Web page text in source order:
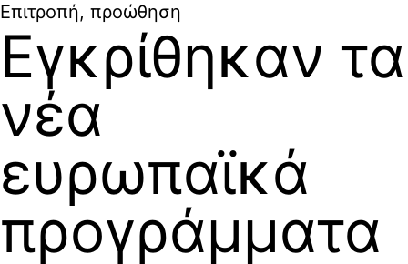
Επιτροπή, προώθηση
Εγκρίθηκαν τα
νέα
ευρωπαϊκά
προγράμματα